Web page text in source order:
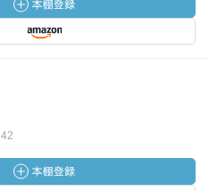
42